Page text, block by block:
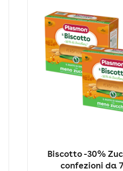
Biscotto -30%
confezioni da